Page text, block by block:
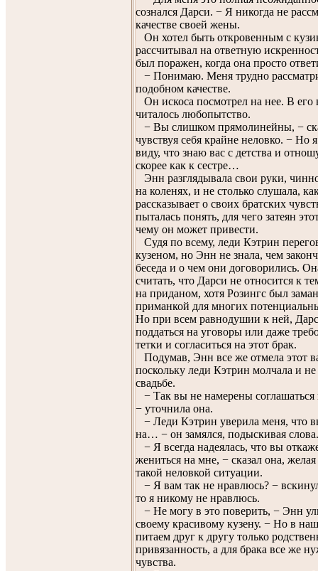
сознался Дарси. − Я никогда не
качестве своей жены.
Он хотел быть откровенным с
рассчитывал на ответную
был поражен, когда она просто
− Понимаю. Меня трудно
подобном качестве.
Он искоса посмотрел на нее. В его
читалось любопытство.
− Вы слишком прямолинейны, −
чувствуя себя крайне неловко. − Но
виду, что знаю вас с детства и
скорее как к сестре…
Энн разглядывала свои руки,
на коленях, и не столько слушала,
рассказывает о своих братских
пыталась понять, для чего затеян
чему он может привести.
Судя по всему, леди Кэтрин
кузеном, но Энн не знала, чем
беседа и о чем они договорились.
считать, что Дарси не относится к
на приданом, хотя Розингс был
приманкой для многих
Но при всем равнодушии к ней,
поддаться на уговоры или даже
тетки и согласиться на этот брак.
Подумав, Энн все же отмела этот
поскольку леди Кэтрин молчала и не
свадьбе.
− Так вы не намерены соглашаться
− уточнила она.
− Леди Кэтрин уверила меня, что
на… − он замялся, подыскивая слова.
− Я всегда надеялась, что вы
жениться на мне, − сказал она,
такой неловкой ситуации.
− Я вам так не нравлюсь? −
то я никому не нравлюсь.
− Не могу в это поверить, − Энн
своему красивому кузену. − Но в
питаем друг к другу только
привязанность, а для брака все же
чувства.